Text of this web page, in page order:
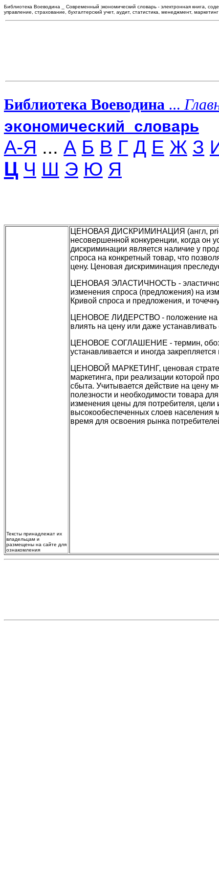
Библиотека Воеводина _ Современный экономический словарь - электронная книга,
управление, страхование, бухгалтерский учет, аудит, статистика, менеджмент, маркетинг
Библиотека Воеводина ...
экономический словарь
А-Я ... А Б В Г Д Е Ж З
Ц Ч Ш Э Ю Я
Тексты принадлежат их
владельцам и
размещены на сайте для
ознакомления
ЦЕНОВАЯ ДИСКРИМИНАЦИЯ (англ, price
несовершенной конкуренции, когда он
дискриминации является наличие у
спроса на конкретный товар, что
цену. Ценовая дискриминация
ЦЕНОВАЯ ЭЛАСТИЧНОСТЬ -
изменения спроса (предложения) на
Кривой спроса и предложения, и
ЦЕНОВОЕ ЛИДЕРСТВО - положение на
влиять на цену или даже устанавливать
ЦЕНОВОЕ СОГЛАШЕНИЕ - термин,
устанавливается и иногда
ЦЕНОВОЙ МАРКЕТИНГ, ценовая
маркетинга, при реализации которой
сбыта. Учитывается действие на цену
полезности и необходимости товара
изменения цены для потребителя,
высокообеспеченных слоев населения
время для освоения рынка